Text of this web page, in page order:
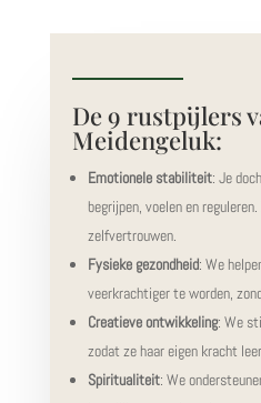
De 9 rustpijlers
Meidengeluk:
Emotionele stabiliteit: Je
begrijpen, voelen en
zelfvertrouwen.
Fysieke gezondheid: We
veerkrachtiger te worden,
Creatieve ontwikkeling: We
zodat ze haar eigen kracht
Spiritualiteit: We